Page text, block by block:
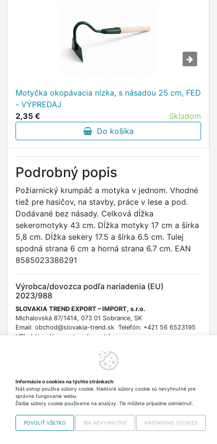
Motyčka okopávacia nízka, s násadou 25 cm, FED
- VÝPREDAJ
2,35 €
Skladom
Do košíka
Podrobný popis
Požiarnický krumpáč a motyka v jednom. Vhodné
tiež pre hasičov, na stavby, práce v lese a pod.
Dodávané bez násady. Celková dĺžka
sekeromotyky 43 cm. Dĺžka motyky 17 cm a šírka
5,8 cm. Dĺžka sekery 17.5 a šírka 6.5 cm. Tulej
spodná strana 6 cm a horná strana 6.7 cm. EAN
8585023386291
Výrobca/dovozca podľa nariadenia (EU)
2023/988
SLOVAKIA TREND EXPORT – IMPORT, s.r.o.
Michalovská 87/1414, 073 01 Sobrance, SK
Email: obchod@slovakia-trend.sk Telefón: +421 56 6523195
URL: https://www.strendpro.sk/
Bezpečnostné informácie
všeobecnej bezpečnosti výrobkov: Používajte výhradne na
určený účel. Uchovávajte mimo dosahu detí. Dodržiavajte
pokyny výrobcu. Nepoužívajte poškodený výrobok.
Copyright © 2012-2026 VISO TRADE s.r.o.,
Informácie o cookies na týchto stránkach
Náš eshop používa súbory cookie. Niektoré súbory cookie sú nevyhnutné pre
správne fungovanie webu.
Ďalšie súbory cookie používame na analýzy. Tie môžete prípadne odmietnuť.
POVOLIŤ VŠETKO IBA NEVYHNUTNÉ NASTAVENIE COOKIES